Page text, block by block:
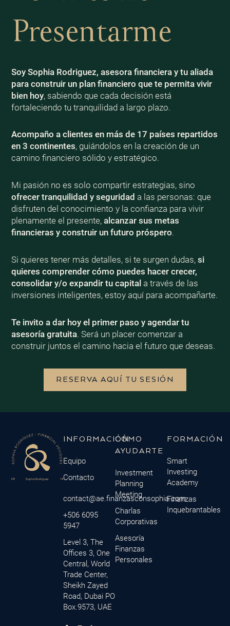
Presentarme
Soy Sophia Rodriguez, asesora financiera y tu aliada
para construir un plan financiero que te permita vivir
bien hoy, sabiendo que cada decisión está
fortaleciendo tu tranquilidad a largo plazo.
Acompaño a clientes en más de 17 países repartidos
en 3 continentes, guiándolos en la creación de un
camino financiero sólido y estratégico.
Mi pasión no es solo compartir estrategias, sino
ofrecer tranquilidad y seguridad a las personas: que
disfruten del conocimiento y la confianza para vivir
plenamente el presente, alcanzar sus metas
financieras y construir un futuro próspero.
Si quieres tener más detalles, si te surgen dudas, si
quieres comprender cómo puedes hacer crecer,
consolidar y/o expandir tu capitala través de las
inversiones inteligentes, estoy aquí para acompañarte.
Te invito a dar hoy el primer paso y agendar tu
asesoría gratuita. Será un placer comenzar a
construir juntos el camino hacia el futuro que deseas.
RESERVA AQUÍ TU SESIÓN
INFORMACIÓN
Equipo
Contacto
contact@ae.finanzasconsophia.com
+506 6095
5947
Level 3, The
Offices 3, One
Central, World
Trade Center,
Sheikh Zayed
Road, Dubai PO
Box.9573, UAE
CÓMO
AYUDARTE
Investment
Planning
Meeting
Charlas
Corporativas
Asesoría
Finanzas
Personales
FORMACIÓN
Smart
Investing
Academy
Finanzas
Inquebrantables